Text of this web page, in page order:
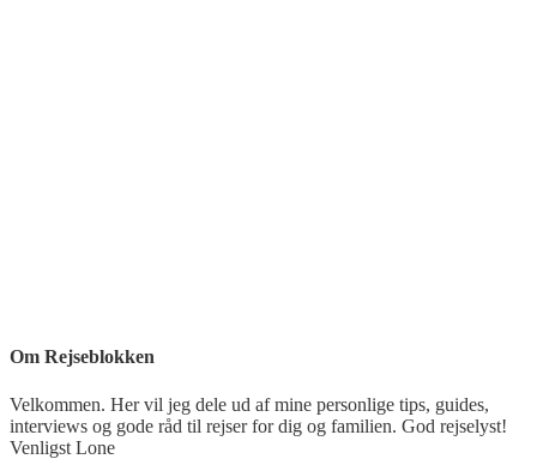
Om Rejseblokken
Velkommen. Her vil jeg dele ud af mine personlige tips, guides,
interviews og gode råd til rejser for dig og familien. God rejselyst!
Venligst Lone